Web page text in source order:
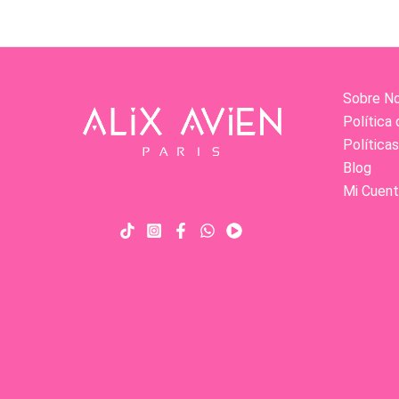
Sobre
Política
Blog
Mi